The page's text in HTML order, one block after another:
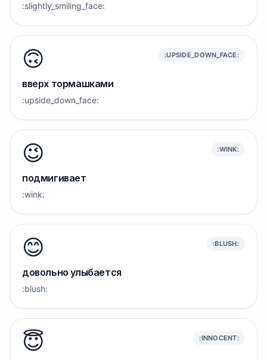
:slightly_smiling_face:
🙃 :UPSIDE_DOWN_FACE:
вверх тормашками
:upside_down_face:
😉 :WINK:
подмигивает
:wink:
😊 :BLUSH:
довольно улыбается
:blush:
😇 :INNOCENT: